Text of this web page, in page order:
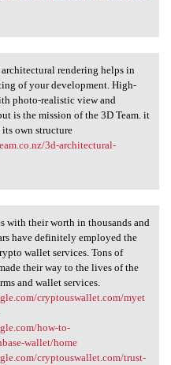
rendering helps in
of your development. High-
photo-realistic view and
is the mission of the 3D Team. it
its own structure
3d-architectural-
with their
with their worth in thousands and
have definitely employed the
wallet services. Tons of
their way to the lives of the
and wallet services.
cryptouswallet.com/myet
how-to-
wallet/home
cryptouswallet.com/trust-